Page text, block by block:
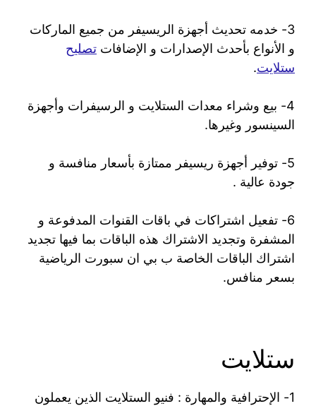
3- خدمه تحديث أجهزة الريسيفر من جميع الماركات
و الأنواع بأحدث الإصدارات و الإضافات تصليح
ستلايت.
4- بيع وشراء معدات الستلايت و الرسيفرات وأجهزة
السينسور وغيرها.
5- توفير أجهزة ريسيفر ممتازة بأسعار منافسة و
جودة عالية .
6- تفعيل اشتراكات في باقات القنوات المدفوعة و
المشفرة وتجديد الاشتراك هذه الباقات بما فيها تجديد
اشتراك الباقات الخاصة ب بي ان سبورت الرياضية
بسعر منافس.
ستلايت
1- الإحترافية والمهارة : فنيو الستلايت الذين يعملون